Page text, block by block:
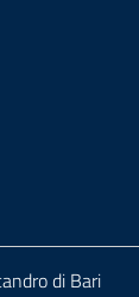
di Bari